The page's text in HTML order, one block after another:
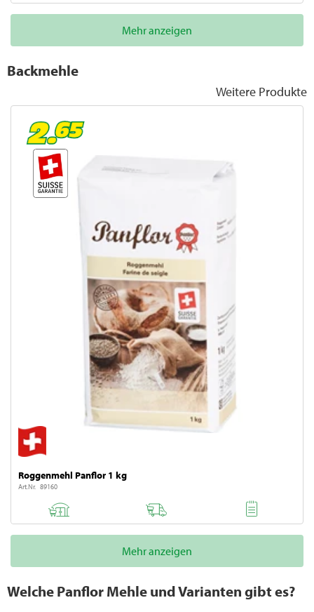
Mehr anzeigen
Backmehle
Weitere Produkte
Roggenmehl Panflor 1 kg
Art.Nr. 89160
Mehr anzeigen
Welche Panflor Mehle und Varianten gibt es?